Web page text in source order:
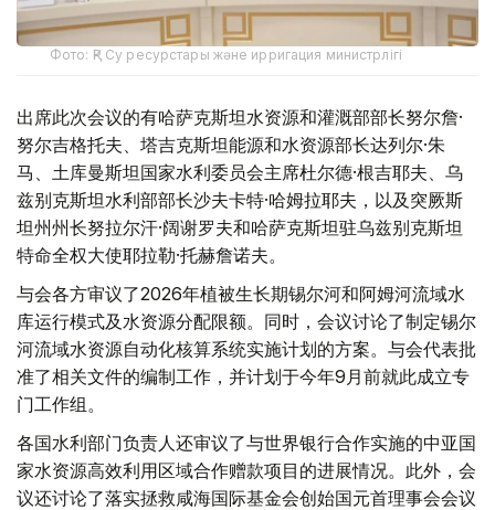
Фото: ҚР Су ресурстары және ирригация министрлігі
出席此次会议的有哈萨克斯坦水资源和灌溉部部长努尔詹·
努尔吉格托夫、塔吉克斯坦能源和水资源部长达列尔·朱
马、土库曼斯坦国家水利委员会主席杜尔德·根吉耶夫、乌
兹别克斯坦水利部部长沙夫卡特·哈姆拉耶夫，以及突厥斯
坦州州长努拉尔汗·阔谢罗夫和哈萨克斯坦驻乌兹别克斯坦
特命全权大使耶拉勒·托赫詹诺夫。
与会各方审议了2026年植被生长期锡尔河和阿姆河流域水
库运行模式及水资源分配限额。同时，会议讨论了制定锡尔
河流域水资源自动化核算系统实施计划的方案。与会代表批
准了相关文件的编制工作，并计划于今年9月前就此成立专
门工作组。
各国水利部门负责人还审议了与世界银行合作实施的中亚国
家水资源高效利用区域合作赠款项目的进展情况。此外，会
议还讨论了落实拯救咸海国际基金会创始国元首理事会会议